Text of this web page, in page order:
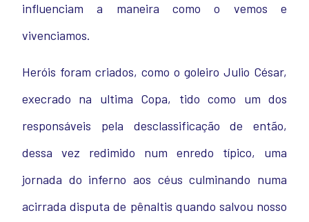
influenciam a maneira como o vemos e
vivenciamos.
Heróis foram criados, como o goleiro Julio César,
execrado na ultima Copa, tido como um dos
responsáveis pela desclassificação de então,
dessa vez redimido num enredo típico, uma
jornada do inferno aos céus culminando numa
acirrada disputa de pênaltis quando salvou nosso